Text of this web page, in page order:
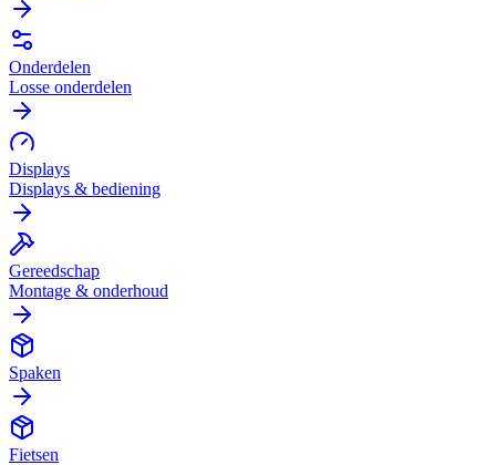
Onderdelen
Losse onderdelen
Displays
Displays & bediening
Gereedschap
Montage & onderhoud
Spaken
Fietsen